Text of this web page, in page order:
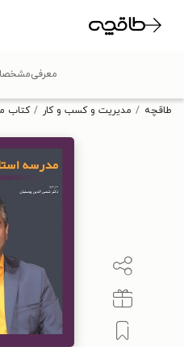
تخفیف از
طاقچه مدیریت و کسب و کار کتاب
معرفی